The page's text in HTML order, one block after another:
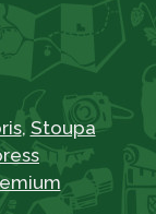
, Stoupa